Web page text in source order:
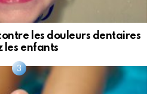
les douleurs dentaires
les enfants